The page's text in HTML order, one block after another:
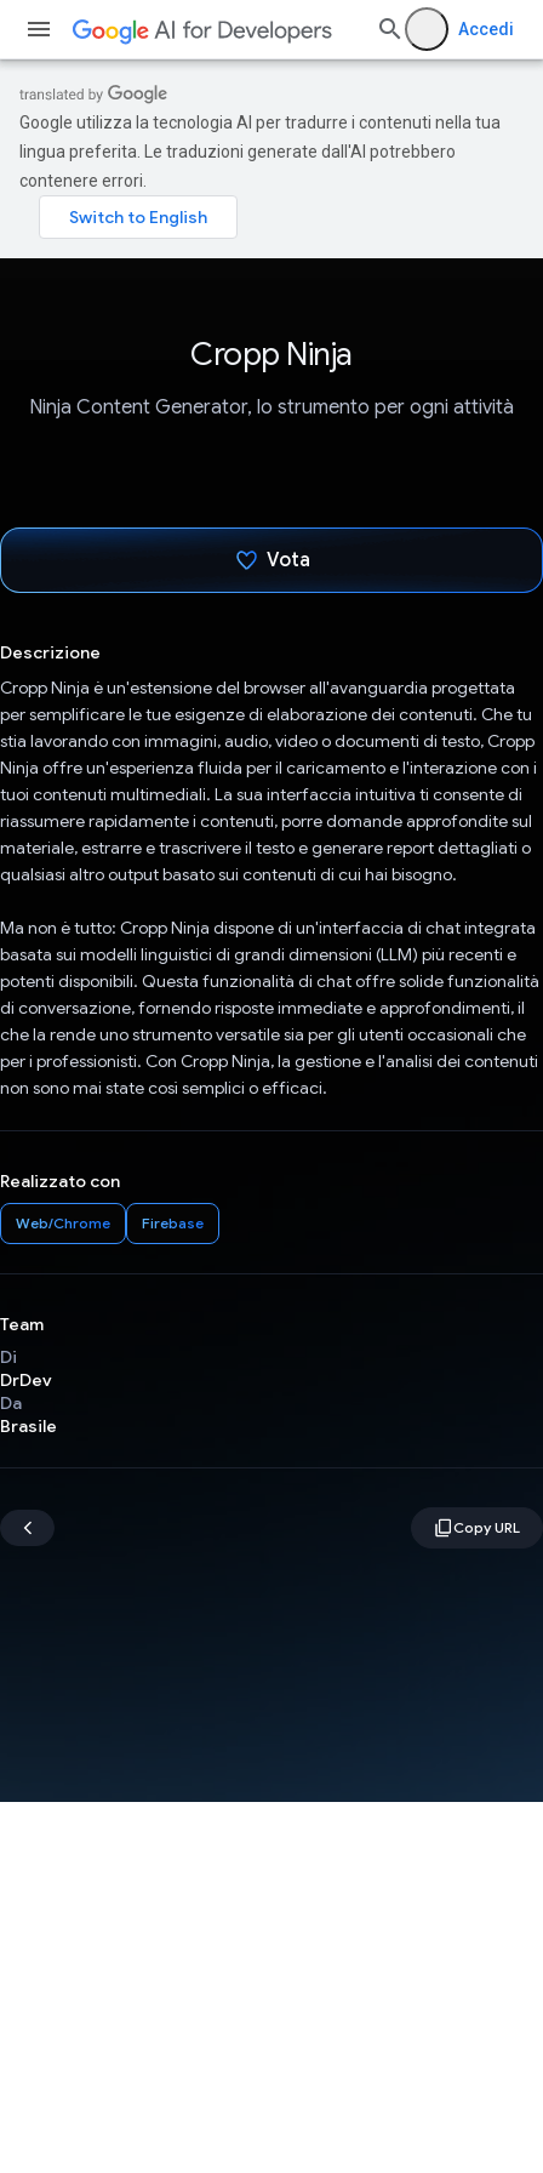
Accedi
Google utilizza la tecnologia AI per tradurre i contenuti nella tua
lingua preferita. Le traduzioni generate dall'AI potrebbero
contenere errori.
Cropp Ninja
Ninja Content Generator, lo strumento per ogni attività
Vota
Descrizione
Cropp Ninja è un'estensione del browser all'avanguardia progettata
per semplificare le tue esigenze di elaborazione dei contenuti. Che tu
stia lavorando con immagini, audio, video o documenti di testo, Cropp
Ninja offre un'esperienza fluida per il caricamento e l'interazione con i
tuoi contenuti multimediali. La sua interfaccia intuitiva ti consente di
riassumere rapidamente i contenuti, porre domande approfondite sul
materiale, estrarre e trascrivere il testo e generare report dettagliati o
qualsiasi altro output basato sui contenuti di cui hai bisogno.
Ma non è tutto: Cropp Ninja dispone di un'interfaccia di chat integrata
basata sui modelli linguistici di grandi dimensioni (LLM) più recenti e
potenti disponibili. Questa funzionalità di chat offre solide funzionalità
di conversazione, fornendo risposte immediate e approfondimenti, il
che la rende uno strumento versatile sia per gli utenti occasionali che
per i professionisti. Con Cropp Ninja, la gestione e l'analisi dei contenuti
non sono mai state così semplici o efficaci.
Realizzato con
Web/Chrome Firebase
Team
Di
DrDev
Da
Brasile